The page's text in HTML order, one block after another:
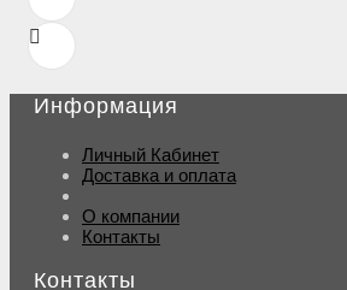
Информация
Личный Кабинет
Доставка и оплата
О компании
Контакты
Контакты